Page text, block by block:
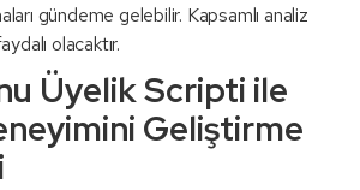
gündeme gelebilir. Kapsamlı analiz
olacaktır.
Üyelik Scripti ile
Geliştirme